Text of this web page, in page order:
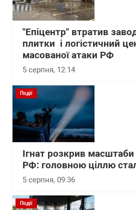
"Епіцентр" втратив
плитки і логістичний
масованої атаки РФ
5 серпня, 12:14
Події
Ігнат розкрив масштаби
РФ: головною ціллю
5 серпня, 09:36
Події